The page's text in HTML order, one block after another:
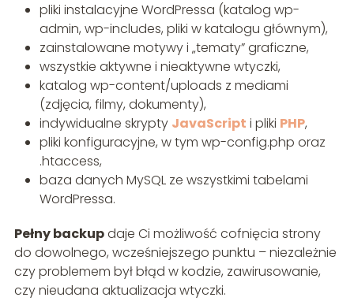
pliki instalacyjne WordPressa (katalog wp-
admin, wp-includes, pliki w katalogu głównym),
zainstalowane motywy i „tematy” graficzne,
wszystkie aktywne i nieaktywne wtyczki,
katalog wp-content/uploads z mediami
(zdjęcia, filmy, dokumenty),
indywidualne skrypty JavaScript i pliki PHP,
pliki konfiguracyjne, w tym wp-config.php oraz
.htaccess,
baza danych MySQL ze wszystkimi tabelami
WordPressa.
Pełny backupdaje Ci możliwość cofnięcia strony
do dowolnego, wcześniejszego punktu – niezależnie
czy problemem był błąd w kodzie, zawirusowanie,
czy nieudana aktualizacja wtyczki.